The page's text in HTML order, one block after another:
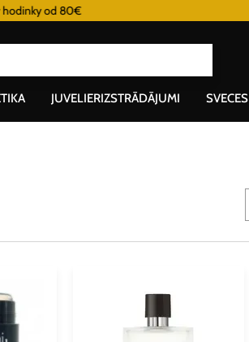
hodinky od 80€
JUVELIERIZSTRĀDĀJUMI SVECES